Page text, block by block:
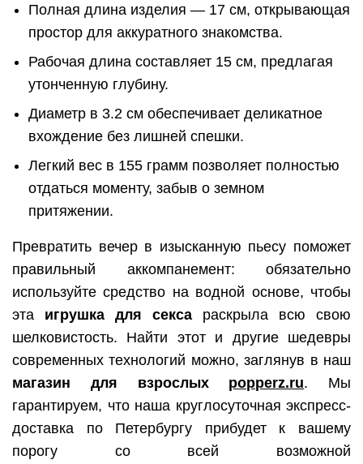
Полная длина изделия — 17 см, открывающая
простор для аккуратного знакомства.
Рабочая длина составляет 15 см, предлагая
утонченную глубину.
Диаметр в 3.2 см обеспечивает деликатное
вхождение без лишней спешки.
Легкий вес в 155 грамм позволяет полностью
отдаться моменту, забыв о земном
притяжении.
Превратить вечер в изысканную пьесу поможет
правильный аккомпанемент: обязательно
используйте средство на водной основе, чтобы
эта игрушка для секса раскрыла всю свою
шелковистость. Найти этот и другие шедевры
современных технологий можно, заглянув в наш
магазин для взрослых
popperz.ru. Мы
гарантируем, что наша круглосуточная экспресс-
доставка по Петербургу прибудет к вашему
порогу со всей возможной